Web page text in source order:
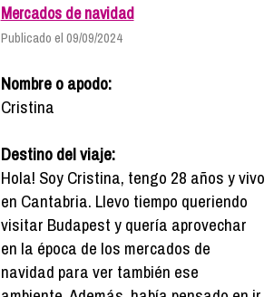
Mercados de navidad
Publicado el 09/09/2024
Nombre o apodo:
Cristina
Destino del viaje:
Hola! Soy Cristina, tengo 28 años y vivo
en Cantabria. Llevo tiempo queriendo
visitar Budapest y quería aprovechar
en la época de los mercados de
navidad para ver también ese